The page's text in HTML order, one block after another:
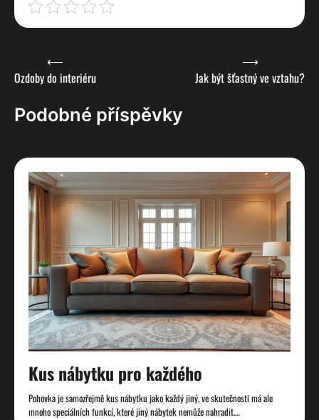
Navigace
pro
příspěvek
⟵
Ozdoby do interiéru
Jak být šťastný ve vztahu?
⟶
Podobné příspěvky
Kus nábytku pro každého
Pohovka je samozřejmě kus nábytku jako každý jiný, ve skutečnosti má ale
mnoho speciálních funkcí, které jiný nábytek nemůže nahradit.…